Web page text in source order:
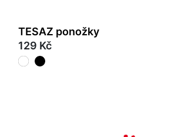
TESAZ ponožky
129 Kč